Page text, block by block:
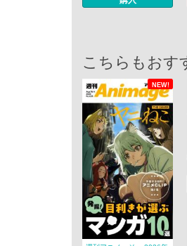
こちらもおす
NEW!